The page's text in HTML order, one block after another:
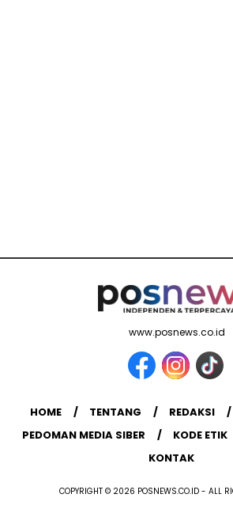
www.posnews.co.id
HOME TENTANG REDAKSI
PEDOMAN MEDIA SIBER
KODE ETIK
KONTAK
COPYRIGHT © 2026 POSNEWS.CO.ID - ALL